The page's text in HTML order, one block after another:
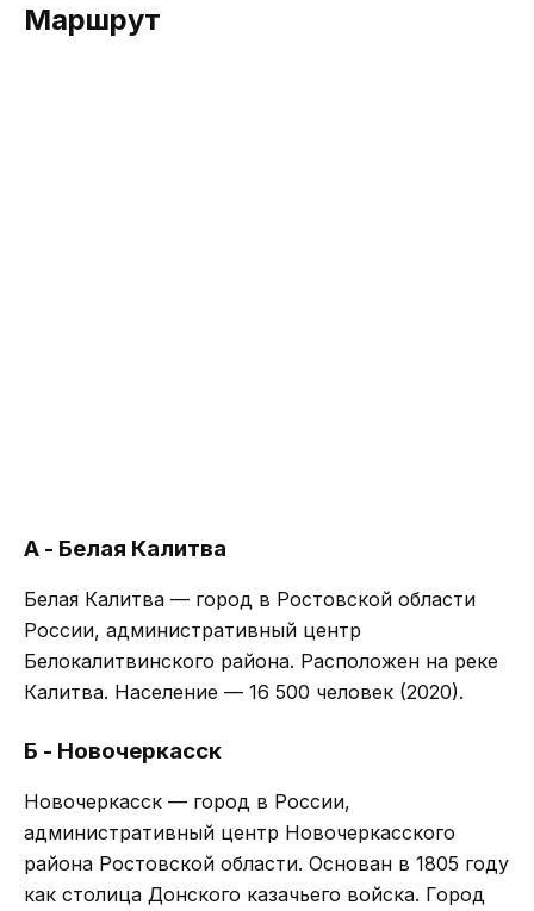
Маршрут
А - Белая Калитва
Белая Калитва — город в Ростовской области
России, административный центр
Белокалитвинского района. Расположен на реке
Калитва. Население — 16 500 человек (2020).
Б - Новочеркасск
Новочеркасск — город в России,
административный центр Новочеркасского
района Ростовской области. Основан в 1805 году
как столица Донского казачьего войска. Город